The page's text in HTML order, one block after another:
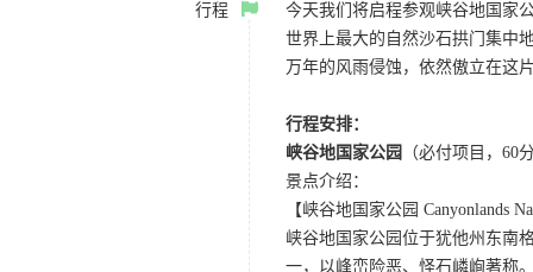
行程
今天我们将启程参观峡谷地国家
世界上最大的自然沙石拱门集中
万年的风雨侵蚀，依然傲立在这
行程安排：
峡谷地国家公园
（必付项目，60
景点介绍：
【峡谷地国家公园 Canyonlands
峡谷地国家公园位于犹他州东南
一，以峰峦险恶、怪石嶙峋著称